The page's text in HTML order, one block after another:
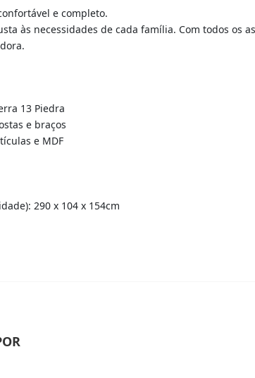
e completo.
às necessidades de cada família. Com todos os
13 Piedra
e braços
e MDF
290 x 104 x 154cm